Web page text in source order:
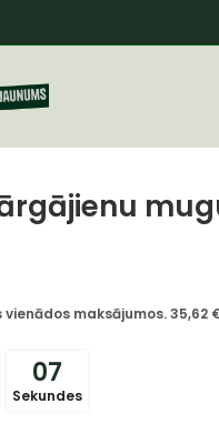
maksājumos.35,62
07
Sekundes